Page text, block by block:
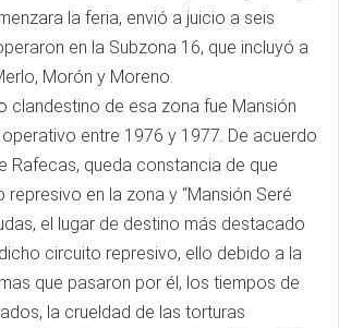
la feria, envió a juicio a seis
en la Subzona 16, que incluyó a
Morón y Moreno.
clandestino de esa zona fue Mansión
entre 1976 y 1977. De acuerdo
Rafecas, queda constancia de que
represivo en la zona y “Mansión Seré
el lugar de destino más destacado
circuito represivo, ello debido a la
que pasaron por él, los tiempos de
la crueldad de las torturas